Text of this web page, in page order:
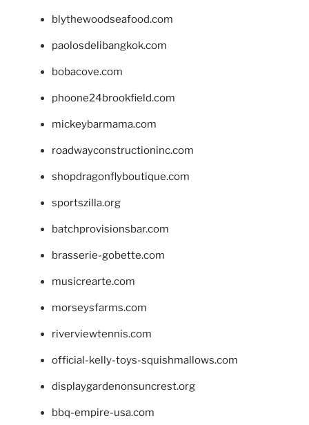
blythewoodseafood.com
paolosdelibangkok.com
bobacove.com
phoone24brookfield.com
mickeybarmama.com
roadwayconstructioninc.com
shopdragonflyboutique.com
sportszilla.org
batchprovisionsbar.com
brasserie-gobette.com
musicrearte.com
morseysfarms.com
riverviewtennis.com
official-kelly-toys-squishmallows.com
displaygardenonsuncrest.org
bbq-empire-usa.com